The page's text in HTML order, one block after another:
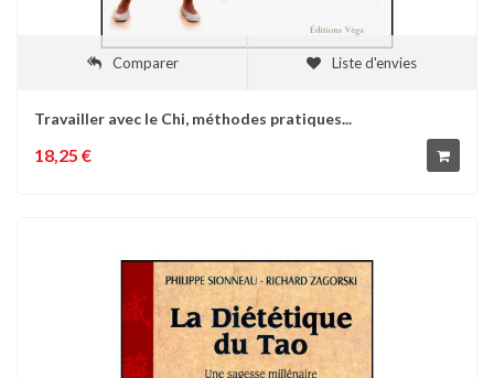
Comparer Liste d'envies
Travailler avec le Chi, méthodes pratiques...
18,25 €